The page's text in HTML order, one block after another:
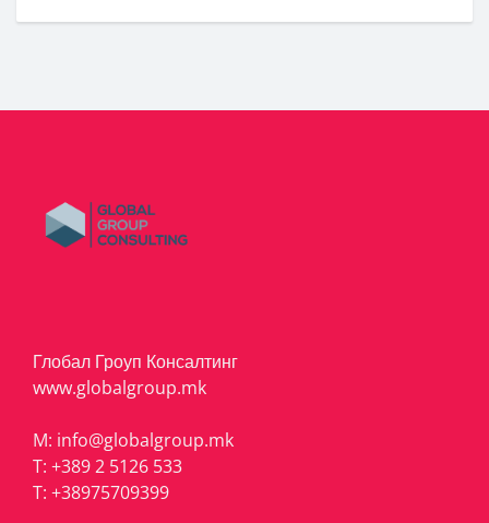
Глобал Гроуп Консалтинг
www.globalgroup.mk
M: info@globalgroup.mk
T: +389 2 5126 533
T: +38975709399